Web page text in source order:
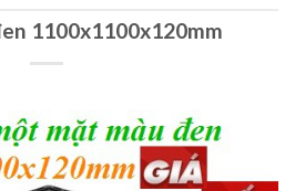
1100x1100x120mm